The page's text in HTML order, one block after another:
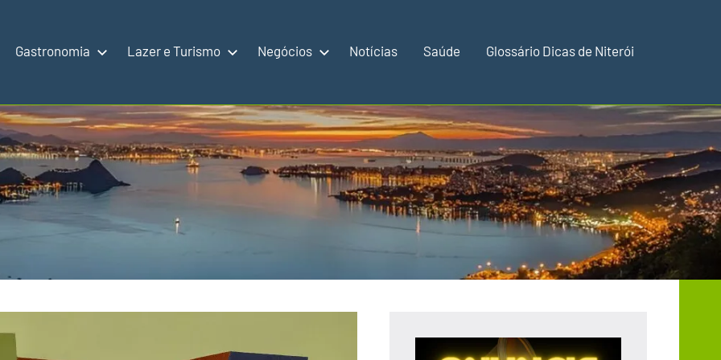
Gastronomia Lazer e Turismo Negócios Notícias Saúde Glossário Dicas de Niterói